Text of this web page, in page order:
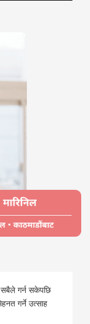
सबैले गर्न सकेपछि
गर्ने उत्साह